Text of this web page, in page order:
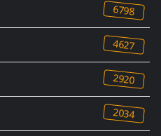
6798
4627
2920
2034